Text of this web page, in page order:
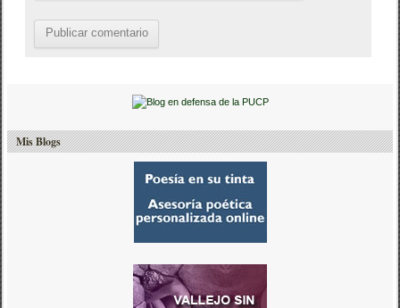
Mis Blogs